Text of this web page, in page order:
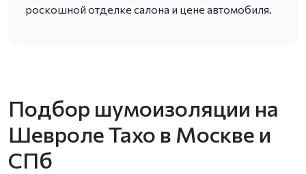
роскошной отделке салона и цене автомобиля.
Подбор шумоизоляции на
Шевроле Тахо в Москве и
СПб